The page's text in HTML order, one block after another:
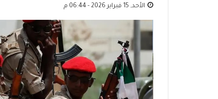
الأحد, 15 فبراير 2026 - 06:44 م